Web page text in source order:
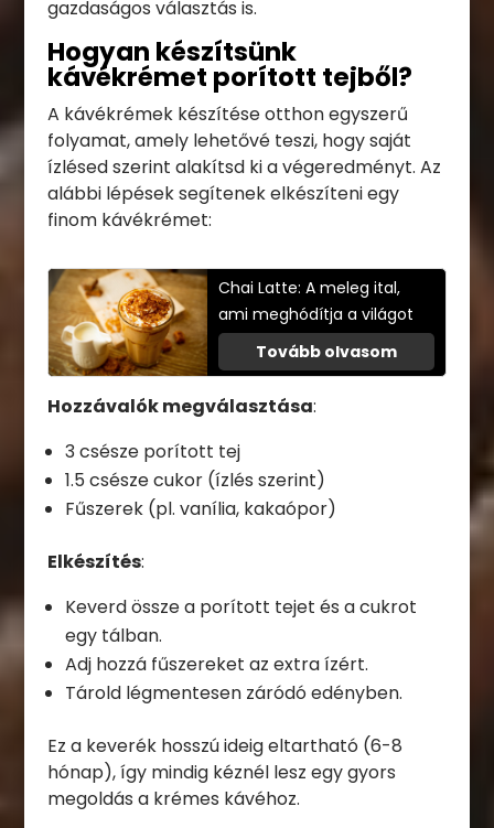
gazdaságos választás is.
Hogyan készítsünk
kávékrémet porított tejből?
A kávékrémek készítése otthon egyszerű
folyamat, amely lehetővé teszi, hogy saját
ízlésed szerint alakítsd ki a végeredményt. Az
alábbi lépések segítenek elkészíteni egy
finom kávékrémet:
Chai Latte: A meleg ital,
ami meghódítja a világot
Tovább olvasom
Hozzávalók megválasztása:
3 csésze porított tej
1.5 csésze cukor (ízlés szerint)
Fűszerek (pl. vanília, kakaópor)
Elkészítés:
Keverd össze a porított tejet és a cukrot
egy tálban.
Adj hozzá fűszereket az extra ízért.
Tárold légmentesen záródó edényben.
Ez a keverék hosszú ideig eltartható (6-8
hónap), így mindig kéznél lesz egy gyors
megoldás a krémes kávéhoz.